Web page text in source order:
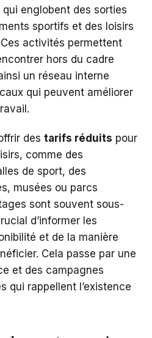
qui englobent des sorties
sportifs et des loisirs
activités permettent
hors du cadre
un réseau interne
qui peuvent améliorer
des tarifs réduits pour
comme des
de sport, des
musées ou parcs
sont souvent sous-
d’informer les
et de la manière
Cela passe par une
et des campagnes
qui rappellent l’existence